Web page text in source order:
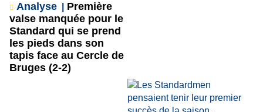
Analyse
Première
valse manquée pour le
Standard qui se prend
les pieds dans son
tapis face au Cercle de
Bruges (2-2)